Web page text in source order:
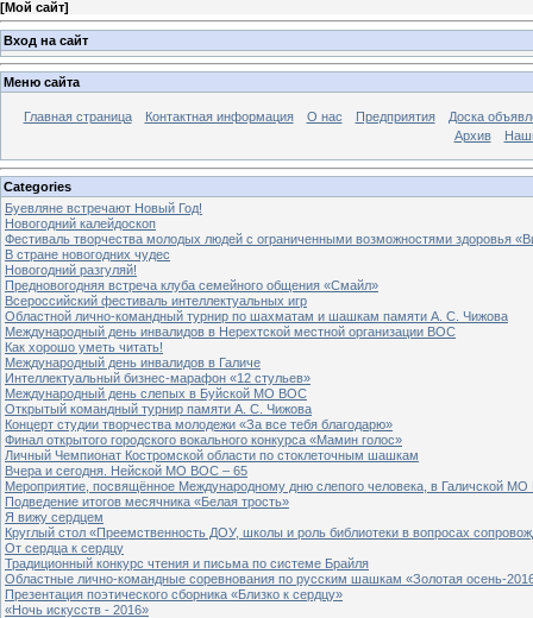
[Мой сайт]
Вход на сайт
Меню сайта
Главная страница Контактная информация О нас Предприятия
Доска
Архив
Categories
Буевляне встречают Новый Год!
Новогодний калейдоскоп
Фестиваль творчества молодых людей с ограниченными возможностями здоровья
В стране новогодних чудес
Новогодний разгуляй!
Предновогодняя встреча клуба семейного общения «Смайл»
Всероссийский фестиваль интеллектуальных игр
Областной лично-командный турнир по шахматам и шашкам памяти А. С. Чижова
Международный день инвалидов в Нерехтской местной организации ВОС
Как хорошо уметь читать!
Международный день инвалидов в Галиче
Интеллектуальный бизнес-марафон «12 стульев»
Международный день слепых в Буйской МО ВОС
Открытый командный турнир памяти А. С. Чижова
Концерт студии творчества молодежи «За все тебя благодарю»
Финал открытого городского вокального конкурса «Мамин голос»
Личный Чемпионат Костромской области по стоклеточным шашкам
Вчера и сегодня. Нейской МО ВОС – 65
Мероприятие, посвящённое Международному дню слепого человека, в Галичской
Подведение итогов месячника «Белая трость»
Я вижу сердцем
Круглый стол «Преемственность ДОУ, школы и роль библиотеки в вопросах
От сердца к сердцу
Традиционный конкурс чтения и письма по системе Брайля
Областные лично-командные соревнования по русским шашкам «Золотая осень-
Презентация поэтического сборника «Близко к сердцу»
«Ночь искусств - 2016»